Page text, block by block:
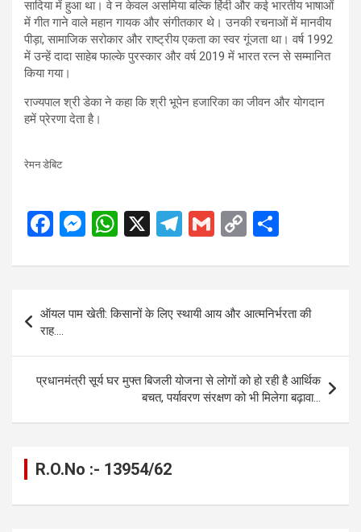
सादिया में हुआ था। वे न केवल असमिया बल्कि हिंदी और कई भारतीय भाषाओं
में गीत गाने वाले महान गायक और संगीतकार थे। उनकी रचनाओं में मानवीय
पीड़ा, सामाजिक सरोकार और राष्ट्रीय एकता का स्वर गूंजता था। वर्ष 1992
में उन्हें दादा साहेब फाल्के पुरस्कार और वर्ष 2019 में भारत रत्न से सम्मानित
किया गया।
राज्यपाल श्री डेका ने कहा कि श्री भूपेन हजारिका का जीवन और योगदान
हमें प्रेरणा देता है।
रेमन डेबिट
F
ce
o
o
k
M
se
n
g
er
W
at
A
p
p
X
T
e
gr
a
m
G
ail
C
py
Li
n
k
ar
e
navigation
ऑयल पाम खेती: किसानों के लिए स्थायी आय और आत्मनिर्भरता की
राह….
प्रधानमंत्री सूर्य घर मुफ्त बिजली योजना से लोगों को हो रही है आर्थिक
बचत, पर्यावरण संरक्षण को भी मिलेगा बढ़ावा…
R.O.No :- 13954/62